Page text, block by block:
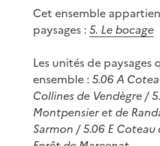
Cet ensemble
paysages : 5. Le bocage
Les unités de
ensemble : 5.06 A
Collines de Vendègre /
Montpensier et de
Sarmon / 5.06 E